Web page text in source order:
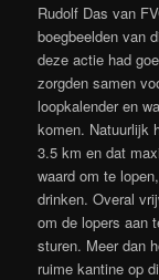
Rudolf Das van
boegbeelden van
deze actie had
zorgden samen
loopkalender en
komen. Natuurlijk
3.5 km en dat
waard om te
drinken. Overal
om de lopers aan
sturen. Meer dan
ruime kantine op